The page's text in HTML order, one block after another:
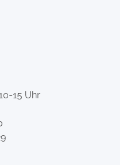
15 Uhr